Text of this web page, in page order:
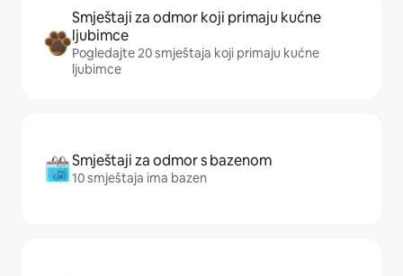
Smještaji za odmor koji primaju kućne
ljubimce
Pogledajte 20 smještaja koji primaju kućne
ljubimce
Smještaji za odmor s bazenom
10 smještaja ima bazen